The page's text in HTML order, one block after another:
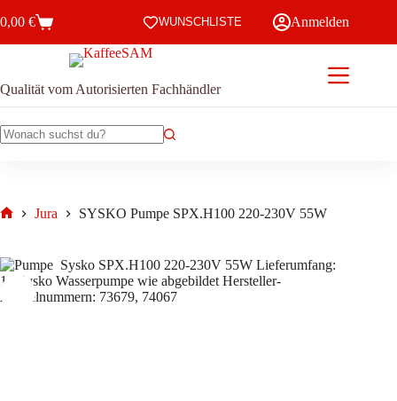
Inhalt
Warenkorb
0,00 € WUNSCHLISTE Anmelden
Qualität vom Autorisierten Fachhändler
Jura SYSKO Pumpe SPX.H100 220-230V 55W